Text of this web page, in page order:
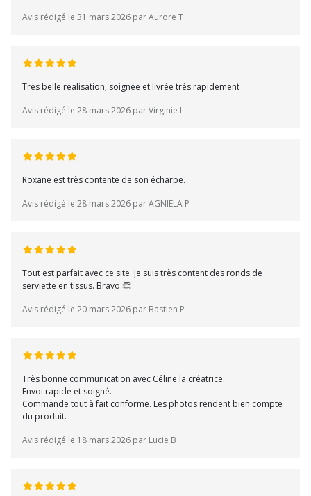
Avis rédigé le 31 mars 2026 par Aurore T
Très belle réalisation, soignée et livrée très rapidement
Avis rédigé le 28 mars 2026 par Virginie L
Roxane est très contente de son écharpe.
Avis rédigé le 28 mars 2026 par AGNIELA P
Tout est parfait avec ce site. Je suis très content des ronds de
serviette en tissus. Bravo 👏
Avis rédigé le 20 mars 2026 par Bastien P
Très bonne communication avec Céline la créatrice.
Envoi rapide et soigné.
Commande tout à fait conforme. Les photos rendent bien compte
du produit.
Avis rédigé le 18 mars 2026 par Lucie B